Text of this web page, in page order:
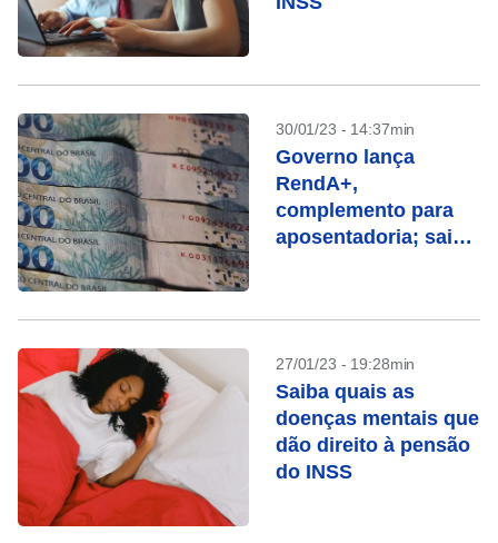
30/01/23 - 14:37min
Governo lança
RendA+,
complemento para
aposentadoria; saiba
27/01/23 - 19:28min
Saiba quais as
doenças mentais que
dão direito à pensão
do INSS